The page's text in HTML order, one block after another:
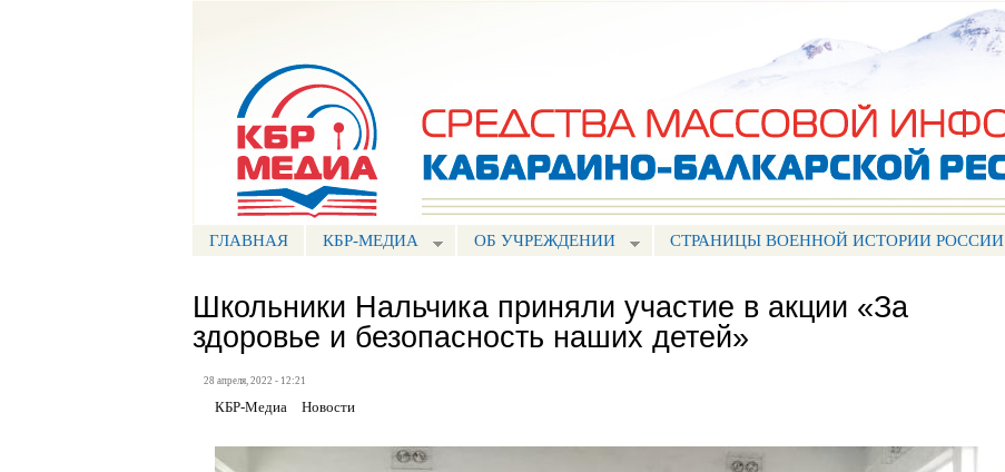
ГЛАВНАЯ КБР-МЕДИА ОБ УЧРЕЖДЕНИИ СТРАНИЦЫ ВОЕННОЙ ИСТОРИИ РОССИИ
Школьники Нальчика приняли участие в акции «За
здоровье и безопасность наших детей»
28 апреля, 2022 - 12:21
КБР-Медиа Новости